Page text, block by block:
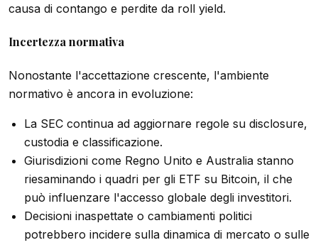
causa di contango e perdite da roll yield.
Incertezza normativa
Nonostante l'accettazione crescente, l'ambiente
normativo è ancora in evoluzione:
La SEC continua ad aggiornare regole su disclosure,
custodia e classificazione.
Giurisdizioni come Regno Unito e Australia stanno
riesaminando i quadri per gli ETF su Bitcoin, il che
può influenzare l'accesso globale degli investitori.
Decisioni inaspettate o cambiamenti politici
potrebbero incidere sulla dinamica di mercato o sulle